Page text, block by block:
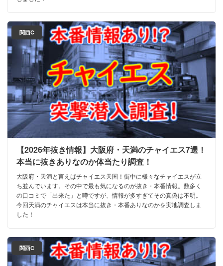
関西C
【2026年抜き情報】大阪府・天満のチャイエス7選！
本当に抜きありなのか体当たり調査！
大阪府・天満と言えばチャイエス天国！街中に様々なチャイエスが立
ち並んでいます。その中で最も気になるのが抜き・本番情報。数多く
の口コミで「出来た」と噂ですが、情報が多すぎてその真偽は不明。
今回天満のチャイエスは本当に抜き・本番ありなのかを実地調査しま
した！
関西C